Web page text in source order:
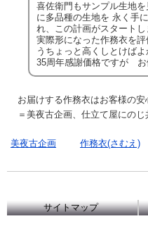
喜佐衛門もサンプル生地
に多品種の生地を 永く手
れ、この計画がスタートし
実際形になった作務衣を
うちょっと高くしとけばよ
35周年感謝価格ですが
お届けする作務衣はお客様の
＝美夜古企画、仕立て屋
美夜古企画 作務衣(さむえ)
サイトマップ